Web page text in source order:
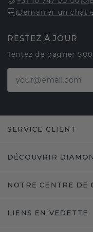
Démarrer un chat
RESTEZ À JOUR
Tentez de gagner
SERVICE CLIENT
DÉCOUVRIR
NOTRE CENTRE DE
LIENS EN VEDETTE